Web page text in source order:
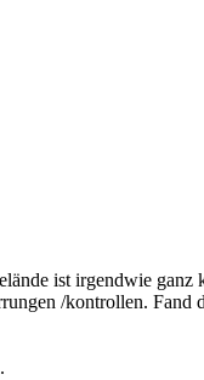
ist irgendwie ganz
/kontrollen. Fand